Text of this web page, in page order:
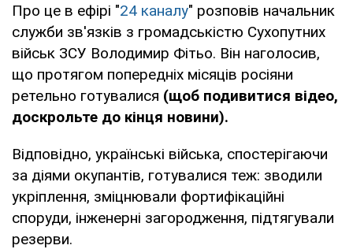
Про це в ефірі "24 каналу" розповів начальник
служби зв'язків з громадськістю Сухопутних
військ ЗСУ Володимир Фітьо. Він наголосив,
що протягом попередніх місяців росіяни
ретельно готувалися (щоб подивитися відео,
доскрольте до кінця новини).
Відповідно, українські війська, спостерігаючи
за діями окупантів, готувалися теж: зводили
укріплення, зміцнювали фортифікаційні
споруди, інженерні загородження, підтягували
резерви.